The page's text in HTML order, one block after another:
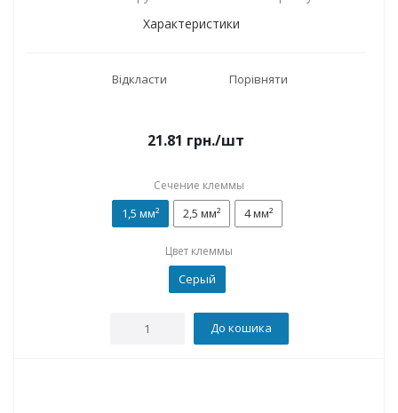
Характеристики
Відкласти Порівняти
21.81 грн./шт
Сечение клеммы
1,5 мм² 2,5 мм² 4 мм²
Цвет клеммы
Серый
До кошика